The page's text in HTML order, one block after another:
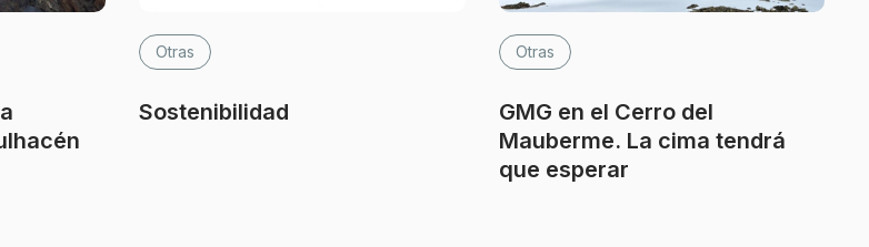
Otras
Sostenibilidad
Otras
GMG en el Cerro del
Mauberme. La cima tendrá
que esperar